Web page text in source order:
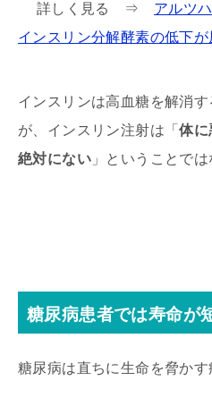
詳しく見る ⇒ アルツ
インスリン分解酵素の低下が
インスリンは高血糖を解消
が、インスリン注射は「体に
絶対にない 」ということでは
糖尿病患者では寿命が
糖尿病は直ちに生命を脅かす